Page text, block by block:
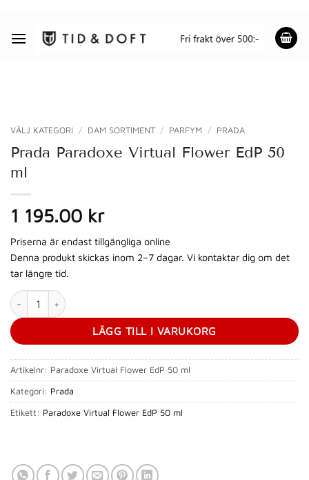
content
VÄLJ KATEGORI / DAM SORTIMENT / PARFYM / PRADA
Prada Paradoxe Virtual Flower EdP 50
ml
1 195.00 kr
Priserna är endast tillgängliga online
Denna produkt skickas inom 2–7 dagar. Vi kontaktar dig om det
tar längre tid.
Prada Paradoxe Virtual Flower EdP 50 ml mängd
LÄGG TILL I VARUKORG
Artikelnr: Paradoxe Virtual Flower EdP 50 ml
Kategori: Prada
Etikett: Paradoxe Virtual Flower EdP 50 ml